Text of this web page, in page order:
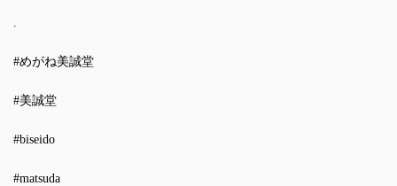
#めがね美誠堂
#美誠堂
#biseido
#matsuda